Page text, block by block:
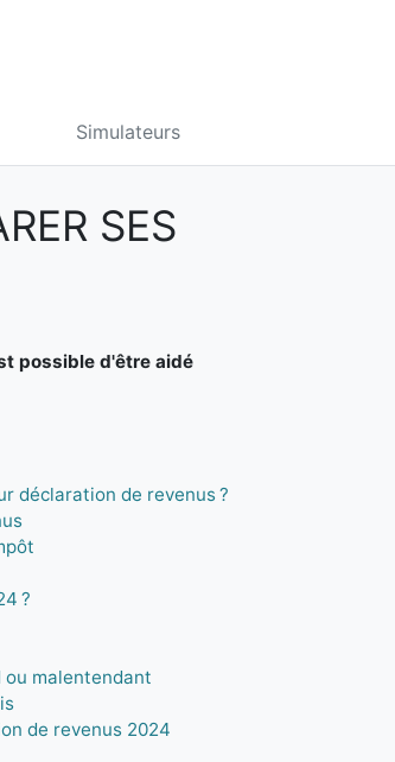
Simulateurs
SES
possible d'être aidé
déclaration de revenus ?
?
ou malentendant
de revenus 2024